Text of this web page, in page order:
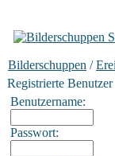
Bilderschuppen /
Registrierte Benutzer
Benutzername:
Passwort: